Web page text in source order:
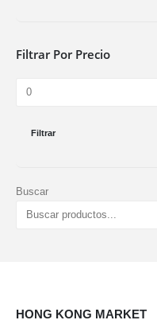
Filtrar Por Precio
Filtrar
Buscar
HONG KONG MARKET